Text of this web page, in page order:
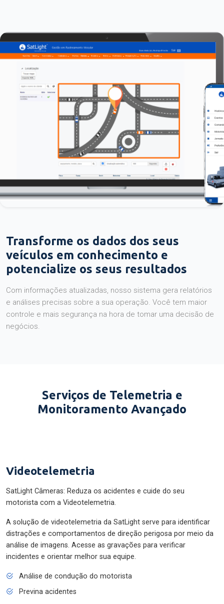
Transforme os dados dos seus
veículos em conhecimento e
potencialize os seus resultados
Com informações atualizadas, nosso sistema gera relatórios
e análises precisas sobre a sua operação. Você tem maior
controle e mais segurança na hora de tomar uma decisão de
negócios.
Serviços de Telemetria e
Monitoramento Avançado
Videotelemetria
SatLight Câmeras: Reduza os acidentes e cuide do seu
motorista com a Videotelemetria.
A solução de videotelemetria da SatLight serve para identificar
distrações e comportamentos de direção perigosa por meio da
análise de imagens. Acesse as gravações para verificar
incidentes e orientar melhor sua equipe.
Análise de condução do motorista
Previna acidentes